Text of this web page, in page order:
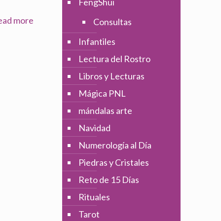
more
Consultas
Infantiles
Lectura del Rostro
Libros y Lecturas
Mágica PNL
mándalas arte
Navidad
Numerología al Día
Piedras y Cristales
Reto de 15 Días
Rituales
Tarot